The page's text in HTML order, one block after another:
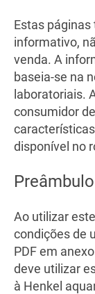
Estas
informativo,
venda. A
baseia-se na
laboratoriais.
consumidor
disponível no
Preâmbulo
Ao utilizar
condições de
PDF em
deve utilizar
à Henkel